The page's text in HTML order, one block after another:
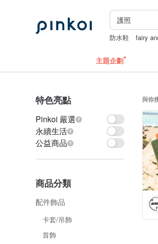
防水鞋 fairy
主題企劃
特色亮點
Pinkoi 嚴選
永續生活
公益商品
商品分類
配件飾品
卡套/吊飾
首飾
與你